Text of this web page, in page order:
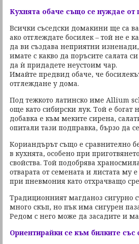
Кухнята обаче също се нуждае от
Всички съседски домакини ще са
ако отглеждате босилек – той не е
да ви създава неприятни
имате с какво да поръсите салата
да ѝ придадете неустоим чар.
Имайте предвид обаче, че
отглеждане у дома.
Под тежкото латинско име Allium
още като сибирски лук. Той е
добавка е към меките сирена,
опитали тази подправка, бързо да
Кориандърът също е сравнително
в кухнята, особено при
свойства. Той подобрява
отварата от семената и листата
при пневмония като отхрачващо
Традиционният магданоз сигурно
много скъп, но пък има сигурен
Редом с него може да засадите и
Ориентирайки се към билките със